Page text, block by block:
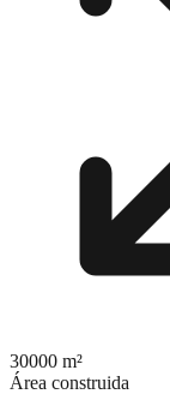
30000 m²
Área construida